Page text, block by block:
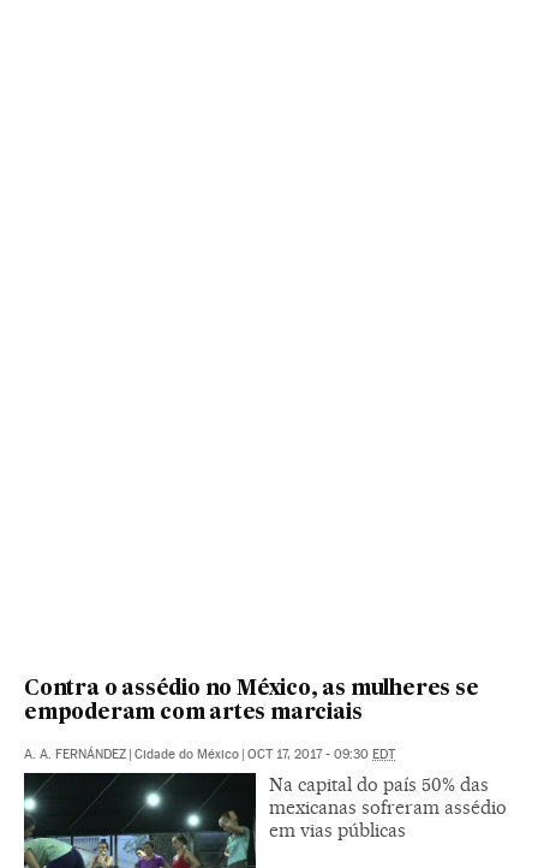
Contra o assédio no México, as mulheres se
empoderam com artes marciais
A. A. FERNÁNDEZ | Cidade do México | OCT 17, 2017 - 09:30 EDT
Na capital do país 50% das
mexicanas sofreram assédio
em vias públicas